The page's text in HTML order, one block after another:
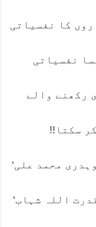
کا نفسیاتی
نفسیاتی
رکھنے والے
سکتا!!
محمد علی‘
اللہ شہاب‘